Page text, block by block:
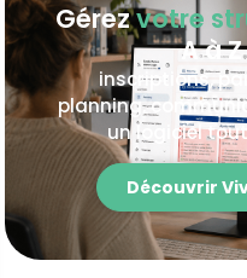
Gérezvotre
A à Z
inscriptions,
planning,
un logiciel
Découvrir